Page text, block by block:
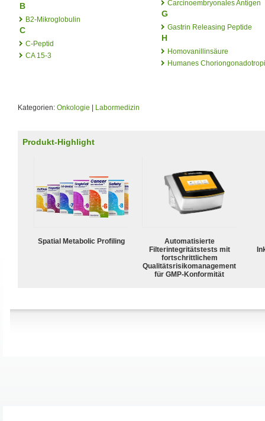
B
Β2-Mikroglobulin
C
C-Peptid
CA 15-3
Carcinoembryonales Antigen
G
Gastrin Releasing Peptide
H
Homovanillinsäure
Humanes
Kategorien: Onkologie Labormedizin
Produkt-Highlight
Spatial Metabolic Profiling
Automatisierte
Filterintegritätstests mit
fortschrittlichem
Qualitätsrisikomanagement
für GMP-Konformität